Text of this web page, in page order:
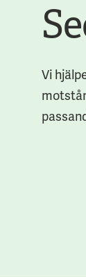
Vi